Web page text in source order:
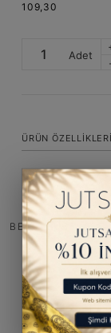
109,30
Adet
ÜRÜN ÖZELLIKLERI
BENZER